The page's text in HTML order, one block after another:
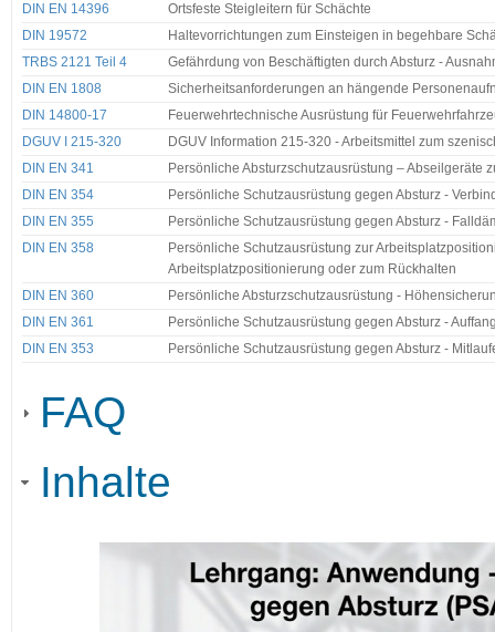
DIN EN 14396
Ortsfeste Steigleitern für Schächte
DIN 19572
Haltevorrichtungen zum Einsteigen in begehbare
TRBS 2121 Teil 4
Gefährdung von Beschäftigten durch Absturz -
DIN EN 1808
Sicherheitsanforderungen an hängende
DIN 14800-17
Feuerwehrtechnische Ausrüstung für
DGUV I 215-320
DGUV Information 215-320 - Arbeitsmittel zum
DIN EN 341
Persönliche Absturzschutzausrüstung – Abseilgeräte
DIN EN 354
Persönliche Schutzausrüstung gegen Absturz -
DIN EN 355
Persönliche Schutzausrüstung gegen Absturz -
DIN EN 358
Persönliche Schutzausrüstung zur
Arbeitsplatzpositionierung oder zum Rückhalten
DIN EN 360
Persönliche Absturzschutzausrüstung -
DIN EN 361
Persönliche Schutzausrüstung gegen Absturz -
DIN EN 353
Persönliche Schutzausrüstung gegen Absturz -
FAQ
Inhalte